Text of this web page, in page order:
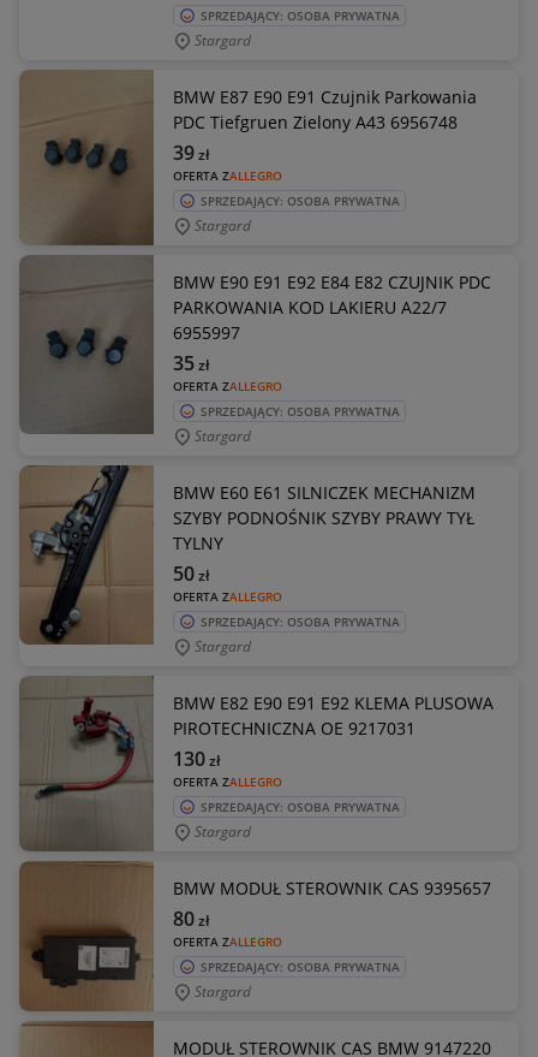
SPRZEDAJĄCY: OSOBA PRYWATNA
Stargard
BMW E87 E90 E91 Czujnik Parkowania
PDC Tiefgruen Zielony A43 6956748
OFERTA ZALLEGRO
39zł
SPRZEDAJĄCY: OSOBA PRYWATNA
Stargard
BMW E90 E91 E92 E84 E82 CZUJNIK PDC
PARKOWANIA KOD LAKIERU A22/7
6955997
OFERTA ZALLEGRO
35zł
SPRZEDAJĄCY: OSOBA PRYWATNA
Stargard
BMW E60 E61 SILNICZEK MECHANIZM
SZYBY PODNOŚNIK SZYBY PRAWY TYŁ
TYLNY
OFERTA ZALLEGRO
50zł
SPRZEDAJĄCY: OSOBA PRYWATNA
Stargard
BMW E82 E90 E91 E92 KLEMA PLUSOWA
PIROTECHNICZNA OE 9217031
OFERTA ZALLEGRO
130zł
SPRZEDAJĄCY: OSOBA PRYWATNA
Stargard
BMW MODUŁ STEROWNIK CAS 9395657
OFERTA ZALLEGRO
80zł
SPRZEDAJĄCY: OSOBA PRYWATNA
Stargard
MODUŁ STEROWNIK CAS BMW 9147220